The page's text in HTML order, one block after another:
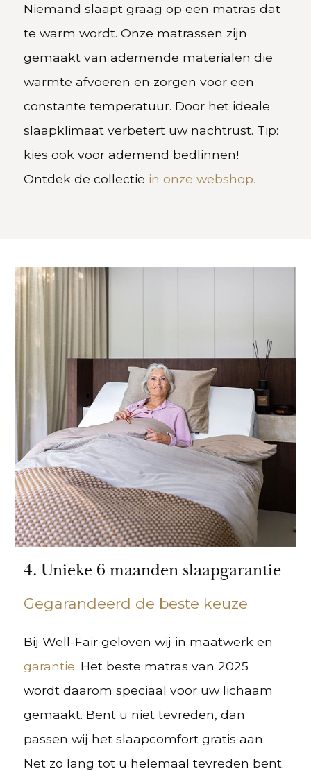
Niemand slaapt graag op een matras dat
te warm wordt. Onze matrassen zijn
gemaakt van ademende materialen die
warmte afvoeren en zorgen voor een
constante temperatuur. Door het ideale
slaapklimaat verbetert uw nachtrust. Tip:
kies ook voor ademend bedlinnen!
Ontdek de collectie in onze webshop.
4. Unieke 6 maanden slaapgarantie
Gegarandeerd de beste keuze
Bij Well-Fair geloven wij in maatwerk en
garantie. Het beste matras van 2025
wordt daarom speciaal voor uw lichaam
gemaakt. Bent u niet tevreden, dan
passen wij het slaapcomfort gratis aan.
Net zo lang tot u helemaal tevreden bent.